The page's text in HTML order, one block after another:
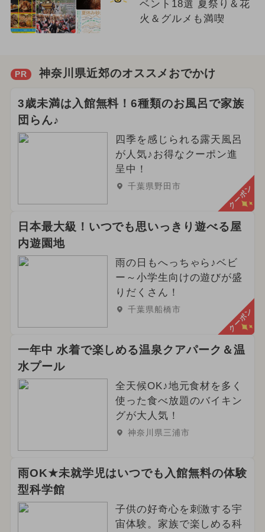
ベント18選 夏祭り＆花
火＆グルメも満喫
PR 神奈川県近郊のオススメおでかけ
3歳未満は入館無料！6種類のお風呂で家族
団らん♪
四季を感じられる露天風呂
が人気♪お得なクーポン進
呈中！
千葉県野田市 クーポン
日本最大級！いつでも思いっきり遊べる屋
内遊園地
雨の日もへっちゃら♪ベビ
ー～小学生向けの遊びが盛
りだくさん！
千葉県船橋市 クーポン
一年中 水着で楽しめる温泉クアパーク＆温
水プール
全天候OK♪地元食材を多く
使った食べ放題のバイキン
グが大人気！
神奈川県三浦市
雨OK★未就学児はいつでも入館無料の体験
型科学館
子供の好奇心を刺激する宇
宙体験。家族で楽しめる科